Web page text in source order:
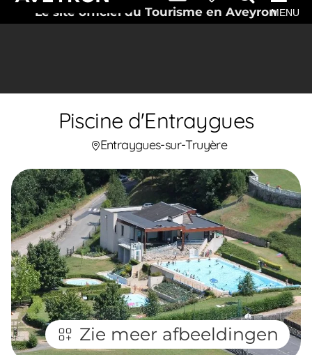
Le site officiel du Tourisme en AveyronMENU
Piscine d'Entraygues
Entraygues-sur-Truyère
Zie meer afbeeldingen